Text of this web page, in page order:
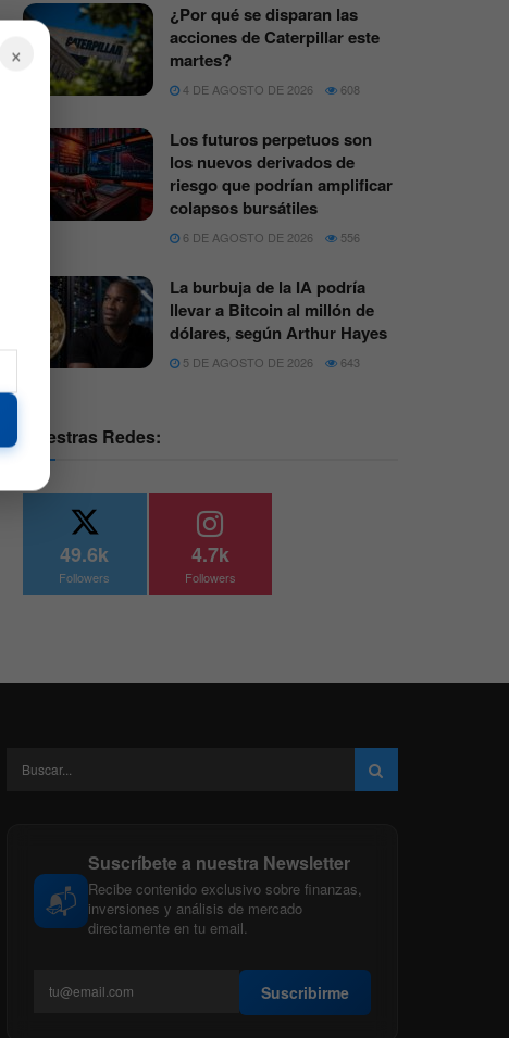
¿Por qué se disparan las
acciones de Caterpillar este
martes?
4 DE AGOSTO DE 2026 608
Los futuros perpetuos son
los nuevos derivados de
riesgo que podrían amplificar
colapsos bursátiles
6 DE AGOSTO DE 2026 556
La burbuja de la IA podría
llevar a Bitcoin al millón de
dólares, según Arthur Hayes
5 DE AGOSTO DE 2026 643
Nuestras Redes:
49.6k
Followers
4.7k
Followers
📬
Suscríbete a nuestra Newsletter
Recibe contenido exclusivo sobre finanzas,
inversiones y análisis de mercado
directamente en tu email.
Suscribirme
×